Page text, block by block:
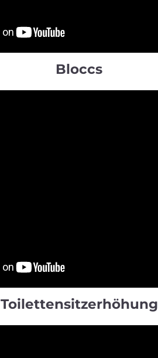
Bloccs
Toilettensitzerhöhung